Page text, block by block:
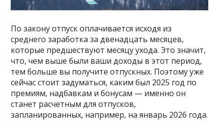
По закону отпуск оплачивается исходя из
среднего заработка за двенадцать месяцев,
которые предшествуют месяцу ухода. Это значит,
что, чем выше были ваши доходы в этот период,
тем больше вы получите отпускных. Поэтому уже
сейчас стоит задуматься, каким был 2025 год по
премиям, надбавкам и бонусам — именно он
станет расчетным для отпусков,
запланированных, например, на январь 2026 года.